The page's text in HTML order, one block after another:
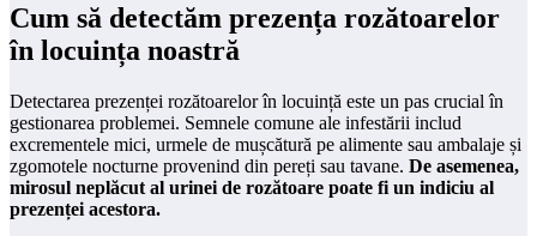
Cum să detectăm prezența rozătoarelor
în locuința noastră
Detectarea prezenței rozătoarelor în locuință este un pas crucial în
gestionarea problemei. Semnele comune ale infestării includ
excrementele mici, urmele de mușcătură pe alimente sau ambalaje și
zgomotele nocturne provenind din pereți sau tavane. De asemenea,
mirosul neplăcut al urinei de rozătoare poate fi un indiciu al
prezenței acestora.